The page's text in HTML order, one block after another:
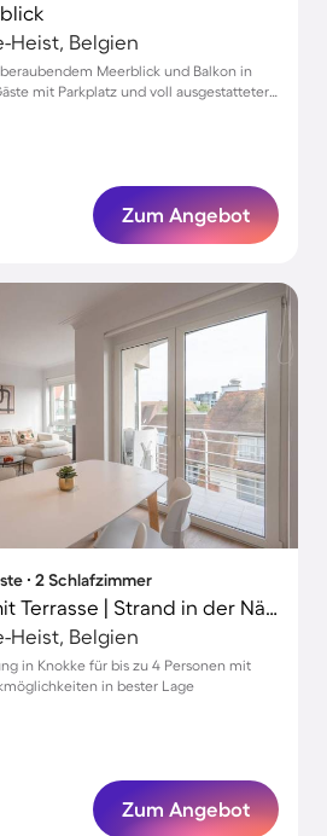
Heist, Belgien
Meerblick und Balkon in
mit Parkplatz und voll ausgestatteter
Zum Angebot
∙ 2 Schlafzimmer
Ferienwohnung mit Terrasse | Strand in der Nähe
Heist, Belgien
in Knokke für bis zu 4 Personen mit
in bester Lage
Zum Angebot